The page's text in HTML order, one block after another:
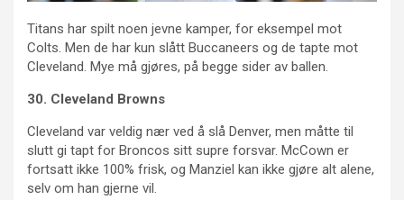
Titans har spilt noen jevne kamper, for eksempel mot
Colts. Men de har kun slått Buccaneers og de tapte mot
Cleveland. Mye må gjøres, på begge sider av ballen.
30. Cleveland Browns
Cleveland var veldig nær ved å slå Denver, men måtte til
slutt gi tapt for Broncos sitt supre forsvar. McCown er
fortsatt ikke 100% frisk, og Manziel kan ikke gjøre alt alene,
selv om han gjerne vil.